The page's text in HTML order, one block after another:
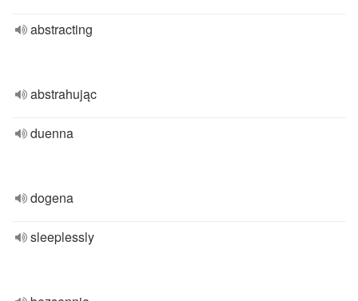
abstracting
abstrahując
duenna
dogena
sleeplessly